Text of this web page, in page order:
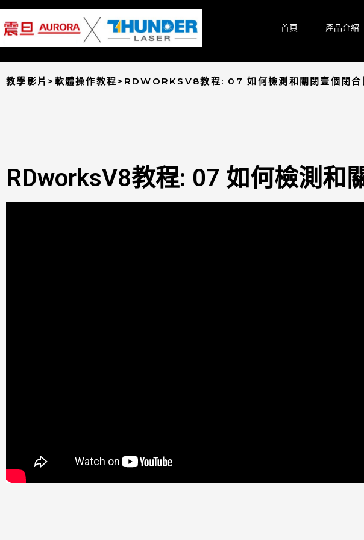
首頁 產品介紹
教學影片>軟體操作教程>RDWORKSV8教程: 07 如何檢測和關閉壹個閉合
RDworksV8教程: 07 如何檢測和